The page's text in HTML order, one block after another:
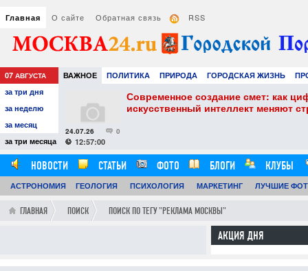
Главная О сайте Обратная связь RSS
07 АВГУСТА ВАЖНОЕ ПОЛИТИКА ПРИРОДА ГОРОДСКАЯ ЖИЗНЬ
ТЕХНОЛОГИИ
за три дня
за неделю
за месяц
за три месяца
и
0
24.07.26
12:57:00
Современное создание смет: как
искусственный интеллект меняют
НОВОСТИ СТАТЬИ ФОТО БЛОГИ
КЛУБЫ
ОБЗОРЫ
ВИДЕОРЕПОРТАЖИ
АСТРОНОМИЯ ГЕОЛОГИЯ ПСИХОЛОГИЯ МАРКЕТИНГ ЛУЧШИЕ
ГЛАВНАЯ ПОИСК ПОИСК ПО ТЕГУ "РЕКЛАМА МОСКВЫ"
АКЦИЯ ДНЯ